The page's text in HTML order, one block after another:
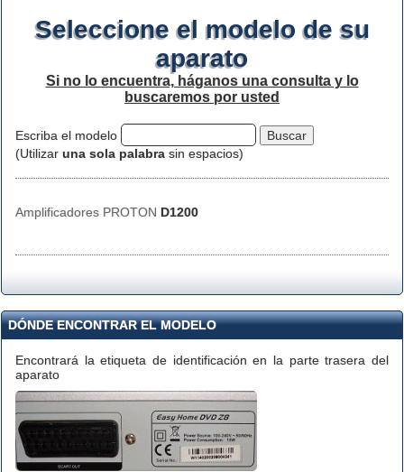
Seleccione el modelo de su
aparato
Si no lo encuentra, háganos una consulta y lo
buscaremos por usted
Escriba el modelo
(Utilizar una sola palabra sin espacios)
Amplificadores PROTON D1200
DÓNDE ENCONTRAR EL MODELO
Encontrará la etiqueta de identificación en la parte trasera del
aparato